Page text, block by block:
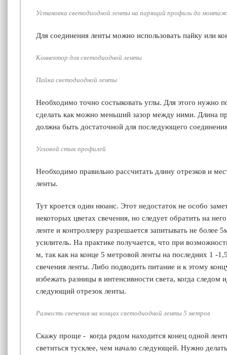
Установка светодиодной ленты на парящий профиль до
Для соединения ленты можно использовать пайку или
Коннектор для светодиодной ленты
Пайка светодиодной ленты
Необходимо точно состыковать углы. Для этого нужно
сделать как можно меньший зазор между ними. Длина
должна быть достаточной для последующего
Угловой стык профилей
Необходимо правильно рассчитать длину отрезков и
ленты.
Тут кроется один нюанс. Этот недостаток не особо
некоторых цветах свечения, но следует обратить на
ленте и контроллеру разрешается запитывать не более
усилитель. На практике получается, что при
м, так как на конце 5 метровой ленты на последних 1 -
свечения ленты. Либо подводить питание и к этому
избежать разницы в интенсивности света, когда следом
следующий отрезок ленты.
Разность свечения на концах светодиодной ленты 5 метров
Скажу проще - когда рядом находится конец одной
светиться тусклее, чем начало следующей. Нужно